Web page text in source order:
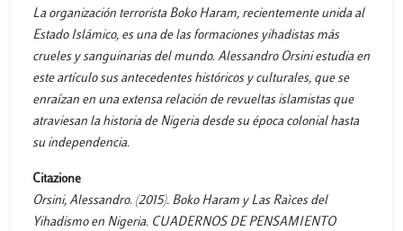
La organización terrorista Boko Haram, recientemente unida al
Estado Islámico, es una de las formaciones yihadistas más
crueles y sanguinarias del mundo. Alessandro Orsini estudia en
este artículo sus antecedentes históricos y culturales, que se
enraízan en una extensa relación de revueltas islamistas que
atraviesan la historia de Nigeria desde su época colonial hasta
su independencia.
Citazione
Orsini, Alessandro. (2015). Boko Haram y Las Raìces del
Yihadismo en Nigeria. CUADERNOS DE PENSAMIENTO